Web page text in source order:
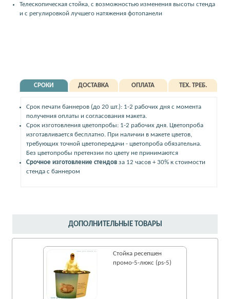
Телескопическая стойка, с возможностью изменения высоты стенда
и с регулировкой лучшего натяжения фотопанели
СРОКИ ДОСТАВКА ОПЛАТА ТЕХ. ТРЕБ.
Срок печати баннеров (до 20 шт.): 1-2 рабочих дня с момента
получения оплаты и согласования макета.
Срок изготовления цветопробы: 1-2 рабочих дня. Цветопроба
изготавливается бесплатно. При наличии в макете цветов,
требующих точной цветопередачи - цветопроба обязательна.
Без цветопробы претензии по цвету не принимаются
Срочное изготовление стендов за 12 часов + 30% к стоимости
стенда с баннером
ДОПОЛНИТЕЛЬНЫЕ ТОВАРЫ
Стойка ресепшен
промо-5-люкс (ps-5)